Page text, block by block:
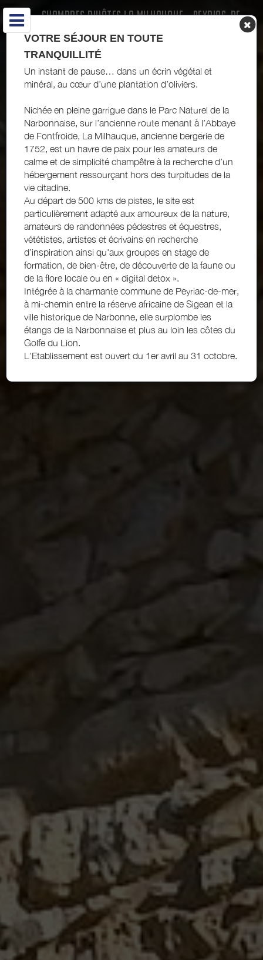
CHAMBRES D'HÔTES LA MILHAUQUE - PEYRIAC-DE-
VOTRE SÉJOUR EN TOUTE
TRANQUILLITÉ
Un instant de pause… dans un écrin végétal et
minéral, au cœur d’une plantation d’oliviers.
Nichée en pleine garrigue dans le Parc Naturel de la
Narbonnaise, sur l’ancienne route menant à l’Abbaye
de Fontfroide, La Milhauque, ancienne bergerie de
1752, est un havre de paix pour les amateurs de
calme et de simplicité champêtre à la recherche d’un
hébergement ressourçant hors des turpitudes de la
vie citadine.
Au départ de 500 kms de pistes, le site est
particulièrement adapté aux amoureux de la nature,
amateurs de randonnées pédestres et équestres,
vététistes, artistes et écrivains en recherche
d’inspiration ainsi qu'aux groupes en stage de
formation, de bien-être, de découverte de la faune ou
de la flore locale ou en « digital detox ».
Intégrée à la charmante commune de Peyriac-de-mer,
à mi-chemin entre la réserve africaine de Sigean et la
ville historique de Narbonne, elle surplombe les
étangs de la Narbonnaise et plus au loin les côtes du
Golfe du Lion.
L'Etablissement est ouvert du 1er avril au 31 octobre.